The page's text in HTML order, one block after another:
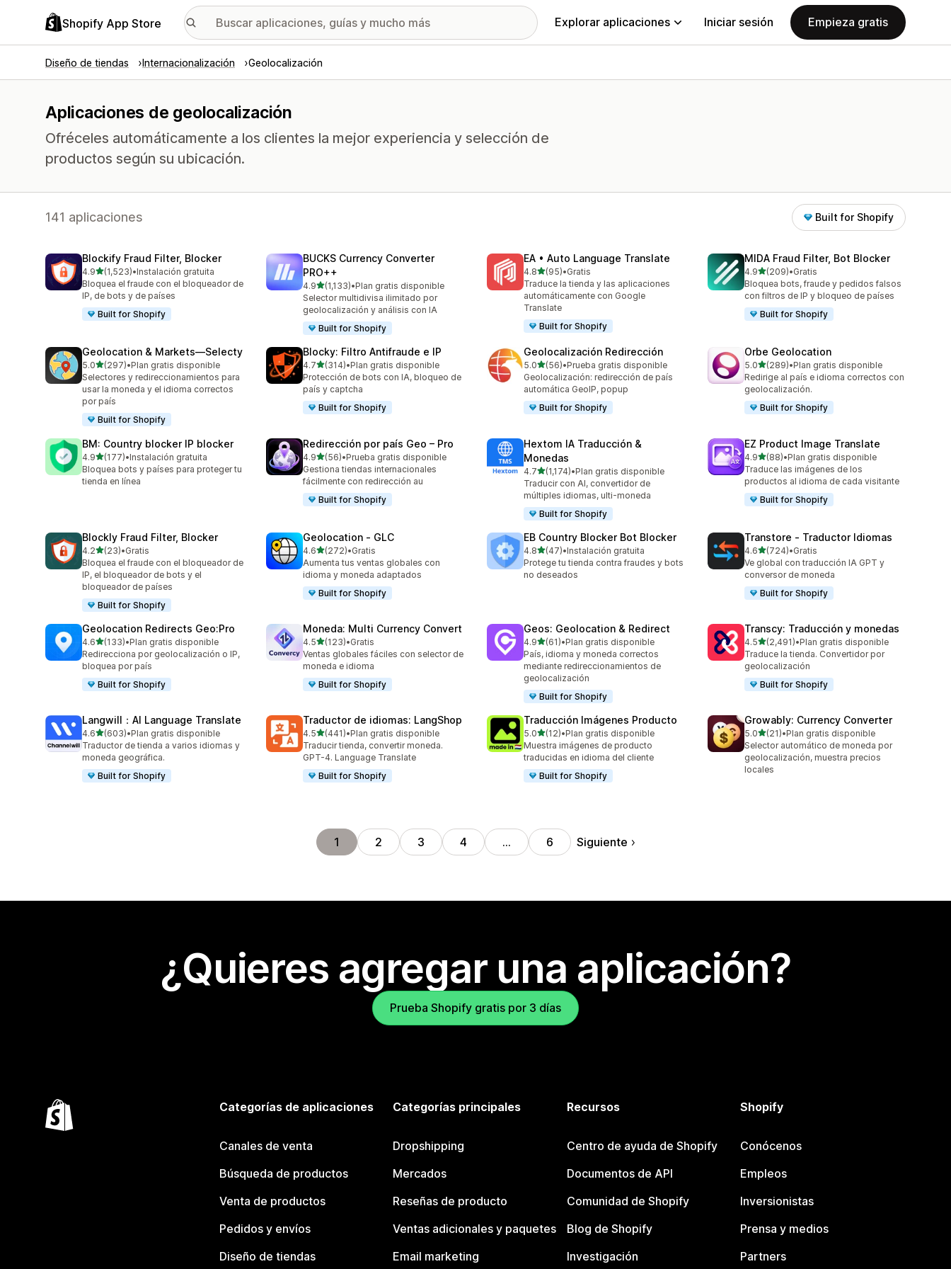
Shopify App Store Explorar aplicaciones Iniciar sesión Empieza gratis
Diseño de tiendas Internacionalización Geolocalización
Aplicaciones de geolocalización
Ofréceles automáticamente a los clientes la mejor experiencia y selección de
productos según su ubicación.
141 aplicaciones Built for Shopify
Blockify Fraud Filter, Blocker
4.9de 5 estrellas
(1,523)
1523 reseñas en total
•Instalación gratuita
Bloquea el fraude con el bloqueador de
IP, de bots y de países
Built for Shopify
BUCKS Currency Converter
PRO++
4.9de 5 estrellas
(1,133)
1133 reseñas en total
•Plan gratis disponible
Selector multidivisa ilimitado por
geolocalización y análisis con IA
Built for Shopify
EA • Auto Language Translate
4.8de 5 estrellas
(95)
95 reseñas en total
•Gratis
Traduce la tienda y las aplicaciones
automáticamente con Google
Translate
Built for Shopify
MIDA Fraud Filter, Bot Blocker
4.9de 5 estrellas
(209)
209 reseñas en total
•Gratis
Bloquea bots, fraude y pedidos falsos
con filtros de IP y bloqueo de países
Built for Shopify
Geolocation & Markets—Selecty
5.0de 5 estrellas
(297)
297 reseñas en total
•Plan gratis disponible
Selectores y redireccionamientos para
usar la moneda y el idioma correctos
por país
Built for Shopify
Blocky: Filtro Antifraude e IP
4.7de 5 estrellas
(314)
314 reseñas en total
•Plan gratis disponible
Protección de bots con IA, bloqueo de
país y captcha
Built for Shopify
Geolocalización Redirección
5.0de 5 estrellas
(56)
56 reseñas en total
•Prueba gratis disponible
Geolocalización: redirección de país
automática GeoIP, popup
Built for Shopify
Orbe Geolocation
5.0de 5 estrellas
(289)
289 reseñas en total
•Plan gratis disponible
Redirige al país e idioma correctos con
geolocalización.
Built for Shopify
BM: Country blocker IP blocker
4.9de 5 estrellas
(177)
177 reseñas en total
•Instalación gratuita
Bloquea bots y países para proteger tu
tienda en línea
Redirección por país Geo – Pro
4.9de 5 estrellas
(56)
56 reseñas en total
•Prueba gratis disponible
Gestiona tiendas internacionales
fácilmente con redirección au
Built for Shopify
Hextom IA Traducción &
Monedas
4.7de 5 estrellas
(1,174)
1174 reseñas en total
•Plan gratis disponible
Traducir con AI, convertidor de
múltiples idiomas, ulti-moneda
Built for Shopify
EZ Product Image Translate
4.9de 5 estrellas
(88)
88 reseñas en total
•Plan gratis disponible
Traduce las imágenes de los
productos al idioma de cada visitante
Built for Shopify
Blockly Fraud Filter, Blocker
4.2de 5 estrellas
(23)
23 reseñas en total
•Gratis
Bloquea el fraude con el bloqueador de
IP, el bloqueador de bots y el
bloqueador de países
Built for Shopify
Geolocation ‑ GLC
4.6de 5 estrellas
(272)
272 reseñas en total
•Gratis
Aumenta tus ventas globales con
idioma y moneda adaptados
Built for Shopify
EB Country Blocker Bot Blocker
4.8de 5 estrellas
(47)
47 reseñas en total
•Instalación gratuita
Protege tu tienda contra fraudes y bots
no deseados
Transtore ‑ Traductor Idiomas
4.6de 5 estrellas
(724)
724 reseñas en total
•Gratis
Ve global con traducción IA GPT y
conversor de moneda
Built for Shopify
Geolocation Redirects Geo:Pro
4.6de 5 estrellas
(133)
133 reseñas en total
•Plan gratis disponible
Redirecciona por geolocalización o IP,
bloquea por país
Built for Shopify
Moneda: Multi Currency Convert
4.5de 5 estrellas
(123)
123 reseñas en total
•Gratis
Ventas globales fáciles con selector de
moneda e idioma
Built for Shopify
Geos: Geolocation & Redirect
4.9de 5 estrellas
(61)
61 reseñas en total
•Plan gratis disponible
País, idioma y moneda correctos
mediante redireccionamientos de
geolocalización
Built for Shopify
Transcy: Traducción y monedas
4.5de 5 estrellas
(2,491)
2491 reseñas en total
•Plan gratis disponible
Traduce la tienda. Convertidor por
geolocalización
Built for Shopify
Langwill：AI Language Translate
4.6de 5 estrellas
(603)
603 reseñas en total
•Plan gratis disponible
Traductor de tienda a varios idiomas y
moneda geográfica.
Built for Shopify
Traductor de idiomas: LangShop
4.5de 5 estrellas
(441)
441 reseñas en total
•Plan gratis disponible
Traducir tienda, convertir moneda.
GPT-4. Language Translate
Built for Shopify
Traducción Imágenes Producto
5.0de 5 estrellas
(12)
12 reseñas en total
•Plan gratis disponible
Muestra imágenes de producto
traducidas en idioma del cliente
Built for Shopify
Growably: Currency Converter
5.0de 5 estrellas
(21)
21 reseñas en total
•Plan gratis disponible
Selector automático de moneda por
geolocalización, muestra precios
locales
1 2 3 4 … 6 Siguiente
¿Quieres agregar una aplicación?
Prueba Shopify gratis por 3 días
Categorías de aplicaciones
Canales de venta
Búsqueda de productos
Venta de productos
Pedidos y envíos
Diseño de tiendas
Categorías principales
Dropshipping
Mercados
Reseñas de producto
Ventas adicionales y paquetes
Email marketing
Recursos
Centro de ayuda de Shopify
Documentos de API
Comunidad de Shopify
Blog de Shopify
Investigación
Shopify
Conócenos
Empleos
Inversionistas
Prensa y medios
Partners